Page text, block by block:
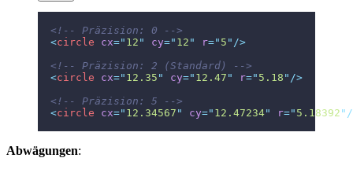
<!-- Präzision: 0 -->
<circle cx=" 12 " cy=" 12 " r=" 5 " />
<!-- Präzision: 2 (Standard) -->
<circle cx=" 12.35 " cy=" 12.47 " r=" 5.18 " />
<!-- Präzision: 5 -->
<circle cx=" 12.34567 " cy=" 12.47234" r=" 5.18392 "
Abwägungen: